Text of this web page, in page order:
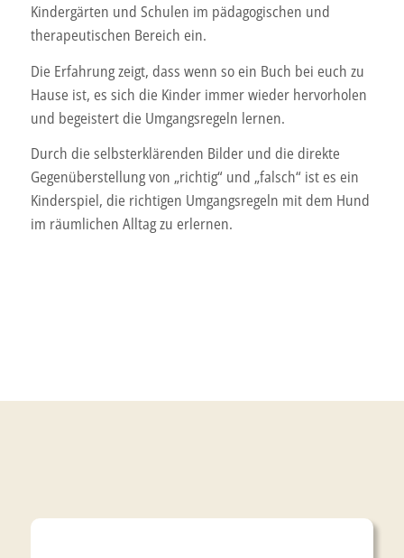
Kindergärten und Schulen im pädagogischen und
therapeutischen Bereich ein.
Die Erfahrung zeigt, dass wenn so ein Buch bei euch zu
Hause ist, es sich die Kinder immer wieder hervorholen
und begeistert die Umgangsregeln lernen.
Durch die selbsterklärenden Bilder und die direkte
Gegenüberstellung von „richtig“ und „falsch“ ist es ein
Kinderspiel, die richtigen Umgangsregeln mit dem Hund
im räumlichen Alltag zu erlernen.